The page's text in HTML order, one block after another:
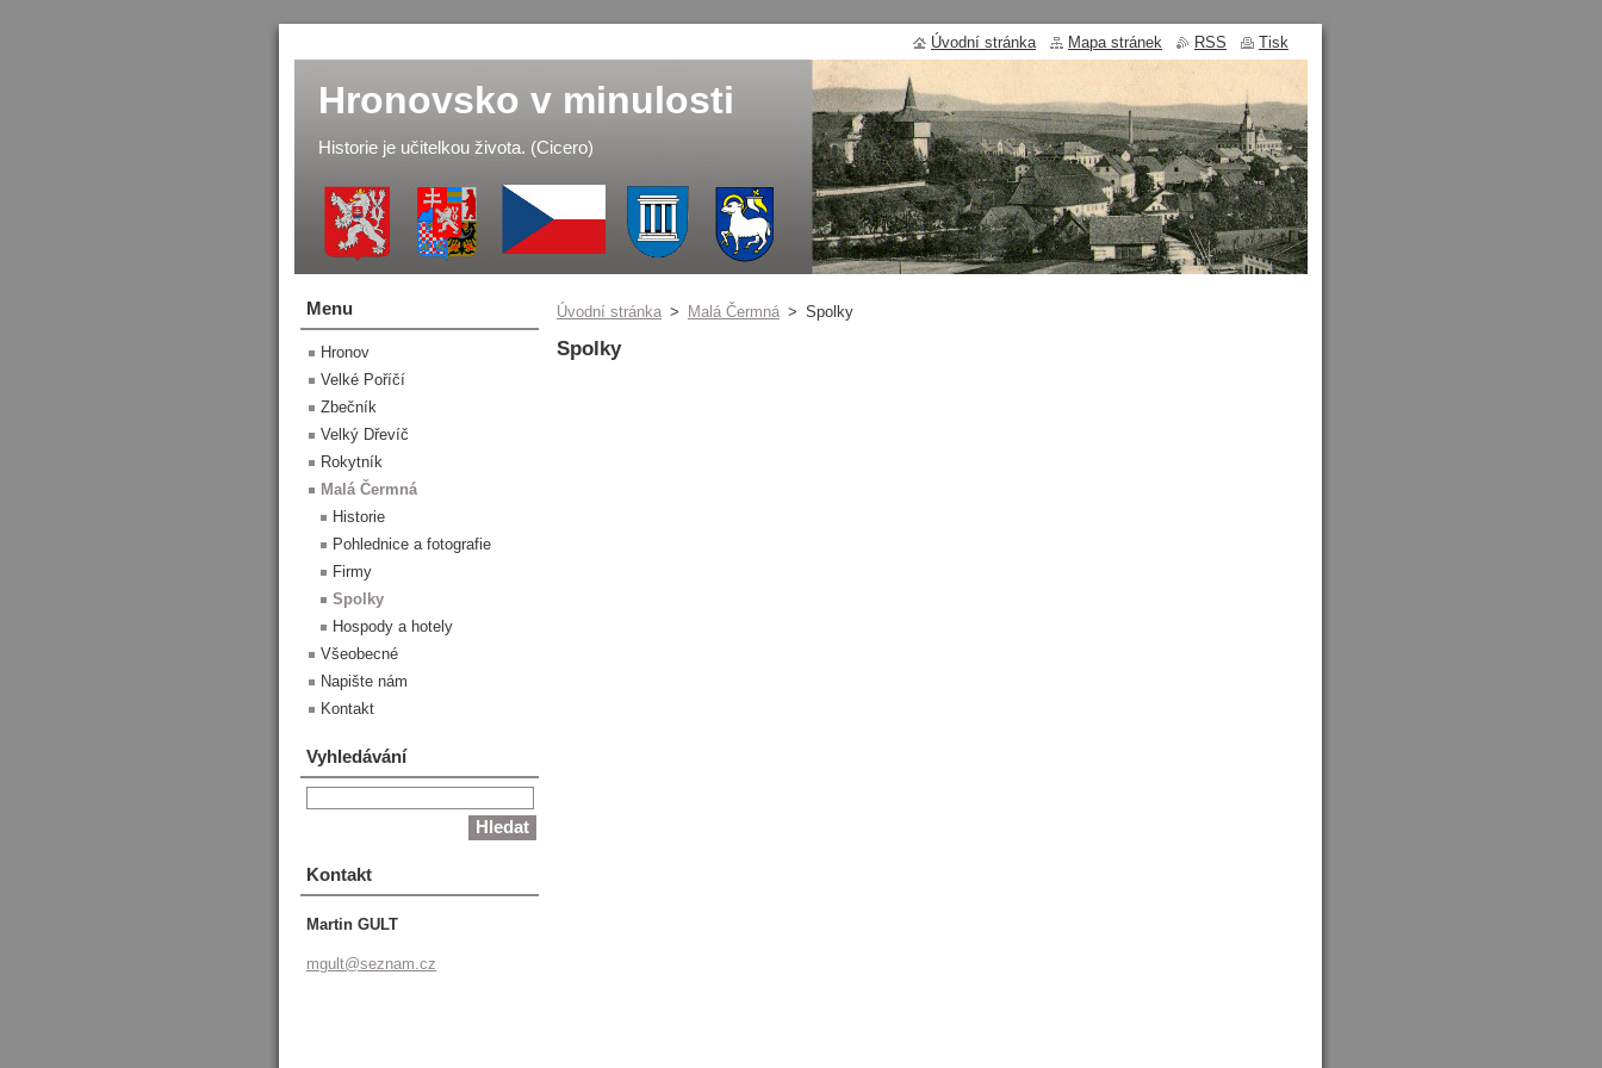
Hronovsko v minulosti
Historie je učitelkou života. (Cicero)
Úvodní stránka > Malá Čermná > Spolky
Spolky
Menu
Hronov
Velké Poříčí
Zbečník
Velký Dřevíč
Rokytník
Malá Čermná
Historie
Pohlednice a fotografie
Firmy
Spolky
Hospody a hotely
Všeobecné
Napište nám
Kontakt
Vyhledávání
Kontakt
Martin GULT
mgult@seznam.cz
Úvodní stránka Mapa stránek RSS Tisk